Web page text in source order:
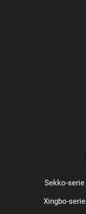
Sekko-serie
Xingbo-serie